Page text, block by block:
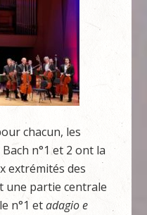
chacun, les
n°1 et 2 ont la
extrémités des
une partie centrale
n°1 etadagio e